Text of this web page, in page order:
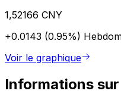
1,52166 CNY
+0.0143 (0.95%)
Voir le graphique
Informations